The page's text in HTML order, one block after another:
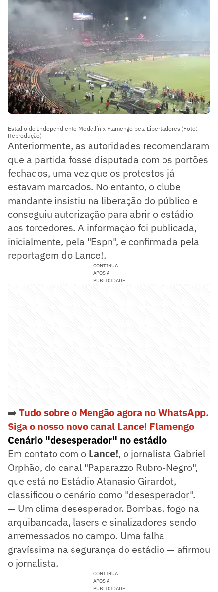
Estádio de Independiente Medellín x Flamengo pela Libertadores (Foto:
Reprodução)
Anteriormente, as autoridades recomendaram
que a partida fosse disputada com os portões
fechados, uma vez que os protestos já
estavam marcados. No entanto, o clube
mandante insistiu na liberação do público e
conseguiu autorização para abrir o estádio
aos torcedores. A informação foi publicada,
inicialmente, pela "Espn", e confirmada pela
reportagem do Lance!.
CONTINUA
APÓS A
PUBLICIDADE
➡️ Tudo sobre o Mengão agora no WhatsApp.
Siga o nosso novo canal Lance! Flamengo
Cenário "desesperador" no estádio
Em contato com o Lance!, o jornalista Gabriel
Orphão, do canal "Paparazzo Rubro-Negro",
que está no Estádio Atanasio Girardot,
classificou o cenário como "desesperador".
— Um clima desesperador. Bombas, fogo na
arquibancada, lasers e sinalizadores sendo
arremessados no campo. Uma falha
gravíssima na segurança do estádio — afirmou
o jornalista.
CONTINUA
APÓS A
PUBLICIDADE